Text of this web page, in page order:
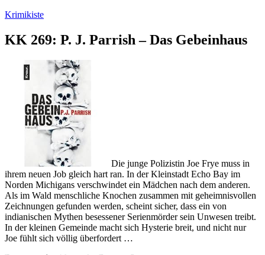
Zum
springen
Krimikiste
KK 269: P. J. Parrish – Das Gebeinhaus
Die junge Polizistin Joe Frye muss in
ihrem neuen Job gleich hart ran. In der Kleinstadt Echo Bay im
Norden Michigans verschwindet ein Mädchen nach dem anderen.
Als im Wald menschliche Knochen zusammen mit geheimnisvollen
Zeichnungen gefunden werden, scheint sicher, dass ein von
indianischen Mythen besessener Serienmörder sein Unwesen treibt.
In der kleinen Gemeinde macht sich Hysterie breit, und nicht nur
Joe fühlt sich völlig überfordert …